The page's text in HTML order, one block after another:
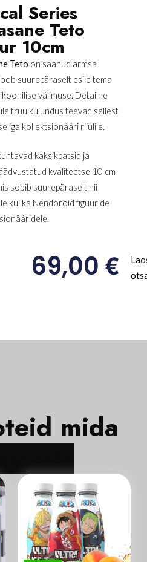
Series
Teto
10cm
Teto on saanud armsa
suurepäraselt esile tema
välimuse. Detailne
truu kujundus teevad sellest
iga kollektsionääri riiulile.
kaksikpatsid ja
kvaliteetse 10 cm
sobib suurepäraselt nii
kui ka Nendoroid figuuride
69,00€
mida